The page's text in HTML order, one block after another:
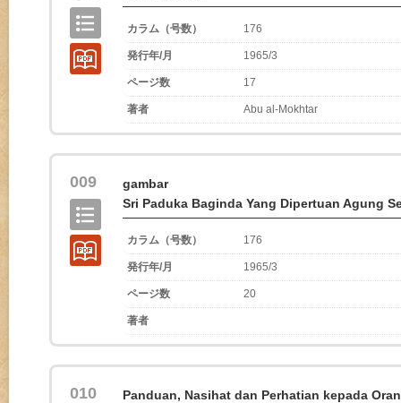
カラム（号数） 176
発行年/月 1965/3
ページ数 17
著者 Abu al-Mokhtar
009
gambar
Sri Paduka Baginda Yang Dipertuan Agung
カラム（号数） 176
発行年/月 1965/3
ページ数 20
著者
010 Panduan, Nasihat dan Perhatian kepada